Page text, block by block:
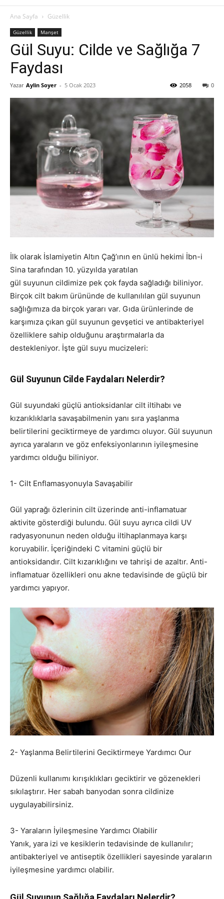
Ana Sayfa Güzellik
Güzellik Manşet
Gül Suyu: Cilde ve Sağlığa 7
Faydası
Yazar Aylin Soyer - 5 Ocak 2023 0
2058
İlk olarak İslamiyetin Altın Çağ’ının en ünlü hekimi İbn-i
Sina tarafından 10. yüzyılda yaratılan
gül suyunun cildimize pek çok fayda sağladığı biliniyor.
Birçok cilt bakım ürününde de kullanılılan gül suyunun
sağlığımıza da birçok yararı var. Gıda ürünlerinde de
karşımıza çıkan gül suyunun gevşetici ve antibakteriyel
özelliklere sahip olduğunu araştırmalarla da
destekleniyor. İşte gül suyu mucizeleri:
Gül Suyunun Cilde Faydaları Nelerdir?
Gül suyundaki güçlü antioksidanlar cilt iltihabı ve
kızarıklıklarla savaşabilmenin yanı sıra yaşlanma
belirtilerini geciktirmeye de yardımcı oluyor. Gül suyunun
ayrıca yaraların ve göz enfeksiyonlarının iyileşmesine
yardımcı olduğu biliniyor.
1- Cilt Enflamasyonuyla Savaşabilir
Gül yaprağı özlerinin cilt üzerinde anti-inflamatuar
aktivite gösterdiği bulundu. Gül suyu ayrıca cildi UV
radyasyonunun neden olduğu iltihaplanmaya karşı
koruyabilir. İçeriğindeki C vitamini güçlü bir
antioksidandır. Cilt kızarıklığını ve tahrişi de azaltır. Anti-
inflamatuar özellikleri onu akne tedavisinde de güçlü bir
yardımcı yapıyor.
2- Yaşlanma Belirtilerini Geciktirmeye Yardımcı Our
Düzenli kullanımı kırışıklıkları geciktirir ve gözenekleri
sıkılaştırır. Her sabah banyodan sonra cildinize
uygulayabilirsiniz.
3- Yaraların İyileşmesine Yardımcı Olabilir
Yanık, yara izi ve kesiklerin tedavisinde de kullanılır;
antibakteriyel ve antiseptik özellikleri sayesinde yaraların
iyileşmesine yardımcı olabilir.